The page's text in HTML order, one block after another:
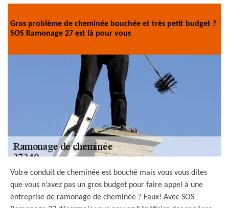
Gros problème de cheminée bouchée et très petit budget ?
SOS Ramonage 27 est là pour vous
Votre conduit de cheminée est bouché mais vous vous dites
que vous n’avez pas un gros budget pour faire appel à une
entreprise de ramonage de cheminée ? Faux! Avec SOS